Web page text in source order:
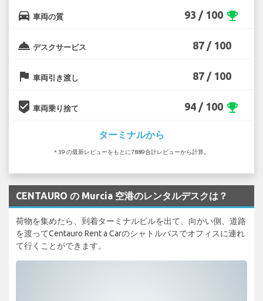
directions_car 車両の質 93 / 100 emoji_events
room_service デスクサービス 87 / 100
flag 車両引き渡し 87 / 100
beenhere 車両乗り捨て 94 / 100 emoji_events
ターミナルから
* 39 の最新レビューをもとに7889合計レビューから計算。
CENTAURO の Murcia 空港のレンタルデスクは？
荷物を集めたら、到着ターミナルビルを出て、向かい側、道路
を渡ってCentauro Rent a Carのシャトルバスでオフィスに連れ
て行くことができます。